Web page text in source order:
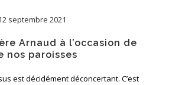
septembre 2021
Arnaud à l’occasion de
nos paroisses
est décidément déconcertant. C’est